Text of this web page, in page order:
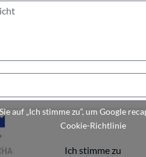
auf „Ich stimme zu“, um Google
Cookie-Richtlinie
Ich stimme zu